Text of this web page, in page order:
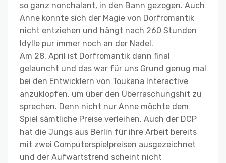
so ganz nonchalant, in den Bann gezogen. Auch
Anne konnte sich der Magie von Dorfromantik
nicht entziehen und hängt nach 260 Stunden
Idylle pur immer noch an der Nadel.
Am 28. April ist Dorfromantik dann final
gelauncht und das war für uns Grund genug mal
bei den Entwicklern von Toukana Interactive
anzuklopfen, um über den Überraschungshit zu
sprechen. Denn nicht nur Anne möchte dem
Spiel sämtliche Preise verleihen. Auch der DCP
hat die Jungs aus Berlin für ihre Arbeit bereits
mit zwei Computerspielpreisen ausgezeichnet
und der Aufwärtstrend scheint nicht